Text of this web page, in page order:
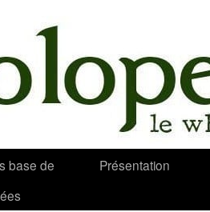
base de
Présentation